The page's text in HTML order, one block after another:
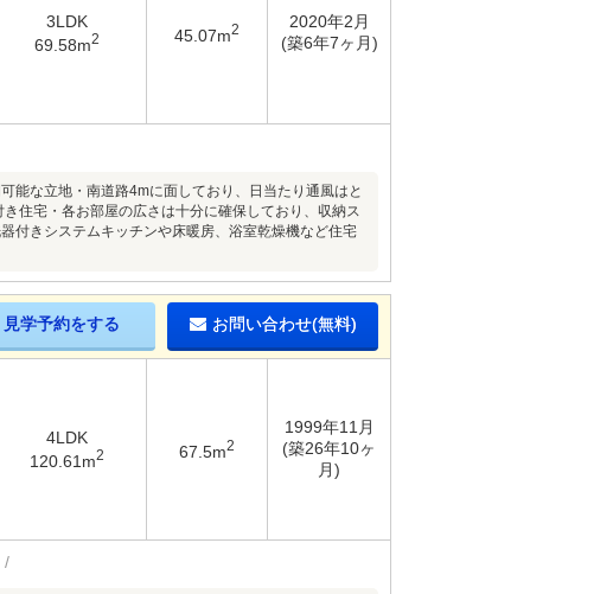
3LDK
69.58m2 45.07m2
2020年2月
(築6年7ヶ月)
能な立地・南道路4mに面しており、日当たり通風はと
住宅・各お部屋の広さは十分に確保しており、収納ス
付きシステムキッチンや床暖房、浴室乾燥機など住宅
見学予約をする お問い合わせ(無料)
4LDK
120.61m2 67.5m2
1999年11月
(築26年10ヶ
月)